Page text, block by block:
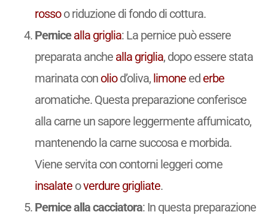
rossoo riduzione di fondo di cottura.
Pernicealla griglia: La pernice può essere
preparata anche alla griglia, dopo essere stata
marinata con oliod’oliva, limoneed erbe
aromatiche. Questa preparazione conferisce
alla carne un sapore leggermente affumicato,
mantenendo la carne succosa e morbida.
Viene servita con contorni leggeri come
insalateoverdure grigliate.
Pernice alla cacciatora: In questa preparazione